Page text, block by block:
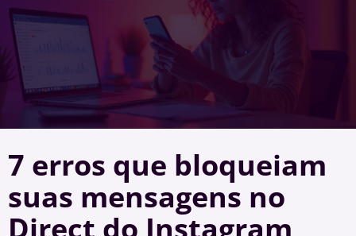
7 erros que bloqueiam
suas mensagens no